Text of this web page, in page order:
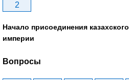
2
Начало присоединения
империи
Вопросы